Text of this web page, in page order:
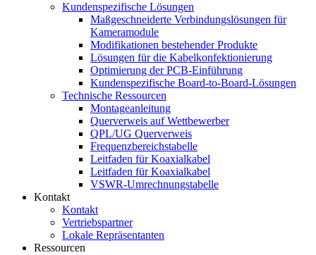
Kundenspezifische Lösungen
Maßgeschneiderte Verbindungslösungen für
Kameramodule
Modifikationen bestehender Produkte
Lösungen für die Kabelkonfektionierung
Optimierung der PCB-Einführung
Kundenspezifische Board-to-Board-Lösungen
Technische Ressourcen
Montageanleitung
Querverweis auf Wettbewerber
QPL/UG Querverweis
Frequenzbereichstabelle
Leitfaden für Koaxialkabel
Leitfaden für Koaxialkabel
VSWR-Umrechnungstabelle
Kontakt
Kontakt
Vertriebspartner
Lokale Repräsentanten
Ressourcen